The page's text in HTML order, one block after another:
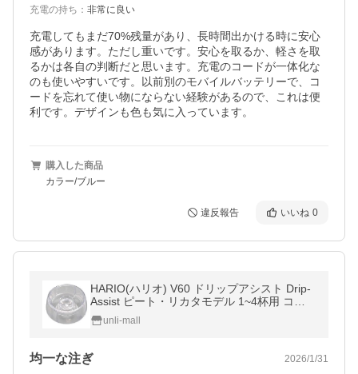
充電の持ち ： 非常に良い
充電してもまだ70%残量があり、長時間出かける時に安心
感があります。ただし重いです。安心を取るか、軽さを取
るかは各自の判断だと思います。充電のコードが一体化な
のも使いやすいです。以前別のモバイルバッテリーで、コ
ードを忘れて使い物にならない経験があるので、これは便
利です。デザインも色も気に入っています。
購入した商品
カラー/ブルー
違反報告 いいね 0
HARIO(ハリオ) V60 ドリップアシスト Drip-
Assist ピート・リカタモデル 1~4杯用 コー
ヒー サポート 器具 透明 日本製
unli-mall
均一な注ぎ 2026/1/31